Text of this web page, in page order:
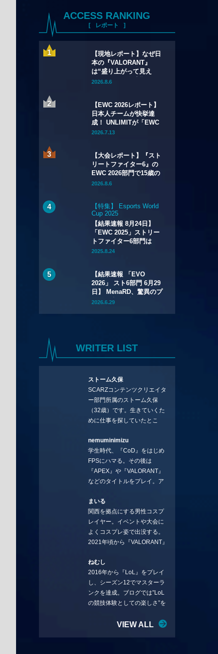
ACCESS RANKING
レポート
【現地レポート】なぜ日
本の『VALORANT』
は“盛り上がって見え
る”のか——全盛期の1/10
2026.8.6
【EWC 2026レポート】
日本人チームが快挙達
成！ UNLIMITが「EWC
2026」の『Apex
2026.7.13
【大会レポート】『スト
リートファイター6』の
EWC 2026部門で15歳の
FALCONS｜CRAIMEが
2026.8.6
【特集】 Esports World
Cup 2025
【結果速報 8月24日】
「EWC 2025」ストリー
トファイター6部門は
Xiaohaiが2連覇！
2025.8.24
【結果速報 「EVO
2026」 スト6部門 6月29
日】 MenaRD、驚異のプ
レミア大会2連覇！
2026.6.29
WRITER LIST
ストーム久保
SCARZコンテンツクリエイタ
ー部門所属のストーム久保
（32歳）です。生きていくた
めに仕事を探していたとこ
コラムを連載させてもらえる
ことになりました。言いたい
ことを言っていきます。X：
https://x.com/stormKUBO
YouTube：
rmKUBO
nemuminimizu
学生時代、『CoD』をはじめ
FPSにハマる。その後は
『APEX』や『VALORANT』
などのタイトルをプレイ。ア
BGMなどを手掛ける作曲家と
フリーランスのライターの二
足の草鞋を履いて幅広く活動
中。無類のラーメン好き！
Twitter:@ongakucas
まいる
関西を拠点にする男性コスプ
レイヤー。イベントや大会に
よくコスプレ姿で出没する。
2021年頃から『VALORANT』
続ける。現在の推しチームは
「CREST GAMING」。X：
@mlunias（Photo by
Subaru.F.）
ねむし
2016年から『LoL』をプレイ
し、シーズン12でマスターラ
ンクを達成。ブログでは”LoL
の競技体験としての楽しさ”を
リーを愛し、元ADCメイン
VIEW ALL